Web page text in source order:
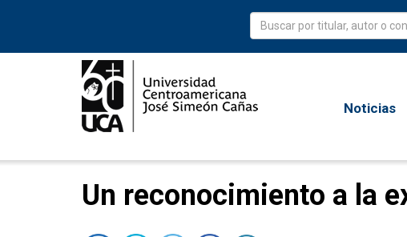
Noticias
Un reconocimiento a la